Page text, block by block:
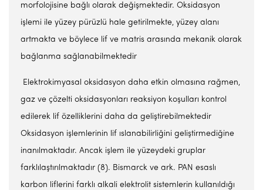
morfolojisine bağlı olarak değişmektedir. Oksidasyon
işlemi ile yüzey pürüzlü hale getirilmekte, yüzey alanı
artmakta ve böylece lif ve matris arasında mekanik olarak
bağlanma sağlanabilmektedir
Elektrokimyasal oksidasyon daha etkin olmasına rağmen,
gaz ve çözelti oksidasyonları reaksiyon koşulları kontrol
edilerek lif özelliklerini daha da geliştirebilmektedir
Oksidasyon işlemlerinin lif ıslanabilirliğini geliştirmediğine
inanılmaktadır. Ancak işlem ile yüzeydeki gruplar
farklılaştırılmaktadır (8). Bismarck ve ark. PAN esaslı
karbon liflerini farklı alkali elektrolit sistemlerin kullanıldığı